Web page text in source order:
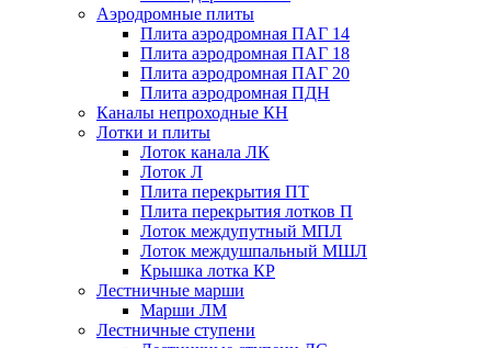
Аэродромные плиты
Плита аэродромная ПАГ 14
Плита аэродромная ПАГ 18
Плита аэродромная ПАГ 20
Плита аэродромная ПДН
Каналы непроходные КН
Лотки и плиты
Лоток канала ЛК
Лоток Л
Плита перекрытия ПТ
Плита перекрытия лотков П
Лоток междупутный МПЛ
Лоток междушпальный МШЛ
Крышка лотка КР
Лестничные марши
Марши ЛМ
Лестничные ступени